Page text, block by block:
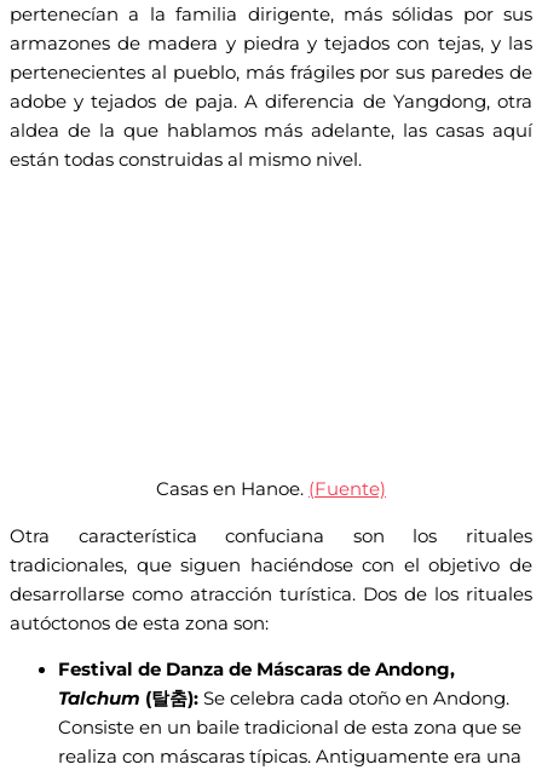
pertenecían a la familia dirigente, más sólidas por sus
armazones de madera y piedra y tejados con tejas, y las
pertenecientes al pueblo, más frágiles por sus paredes de
adobe y tejados de paja. A diferencia de Yangdong, otra
aldea de la que hablamos más adelante, las casas aquí
están todas construidas al mismo nivel.
Casas en Hanoe. (Fuente)
Otra característica confuciana son los rituales
tradicionales, que siguen haciéndose con el objetivo de
desarrollarse como atracción turística. Dos de los rituales
autóctonos de esta zona son:
Festival de Danza de Máscaras de Andong,
Talchum (탈춤): Se celebra cada otoño en Andong.
Consiste en un baile tradicional de esta zona que se
realiza con máscaras típicas. Antiguamente era una